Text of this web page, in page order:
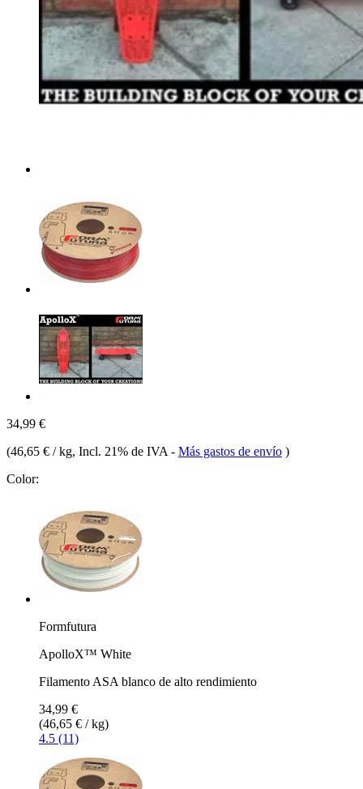
34,99 €
(46,65 € / kg, Incl. 21% de IVA - Más gastos de envío )
Color:
Formfutura
ApolloX™ White
Filamento ASA blanco de alto rendimiento
34,99 €
(46,65 € / kg)
4.5 (11)